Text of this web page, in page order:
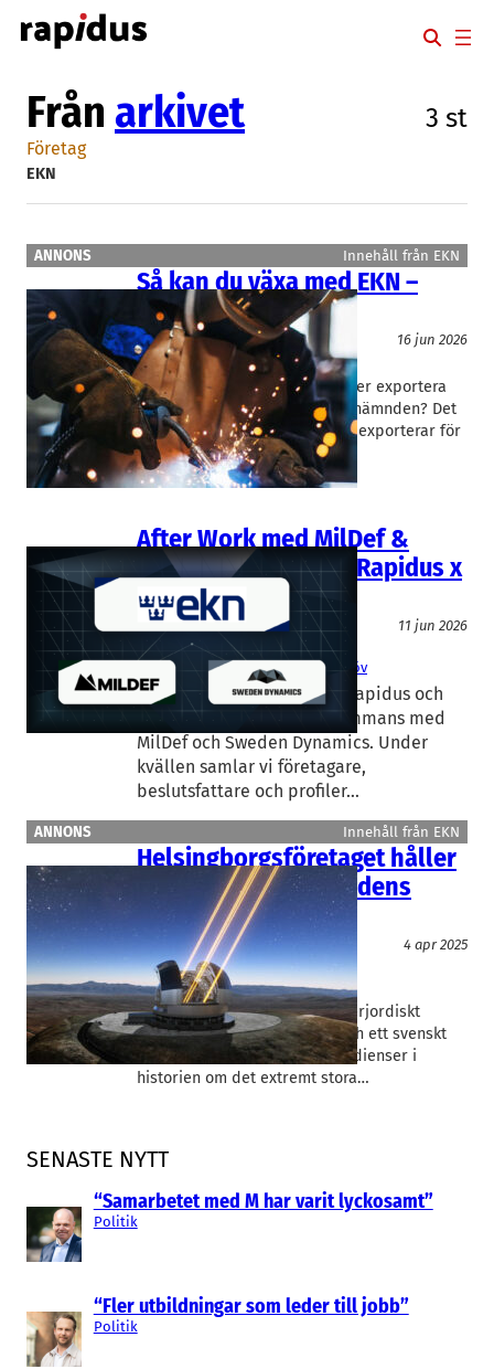
Hoppa
till
SENASTE NYTT
“Samarbetet med M har varit lyckosamt”
Politik
“Fler utbildningar som leder till jobb”
Politik
Från arkivet 3 st
Företag
EKN
ANNONS Innehåll från EKN
Så kan du växa med EKN –
utan egen export
Okategoriserade
16 jun 2026
EKN
Greger Leijonhufvud
Kände du till att du inte behöver exportera
för att få stöd av Exportkreditnämnden? Det
räcker att du har en kund som exporterar för
att…
After Work med MilDef &
Sweden Dynamics – Rapidus x
EKN
Inbjudan
11 jun 2026
EKN
MilDef
Sweden Dynamics
Daniel Ljunggren
, Sebastian Merlöv
Den 16 september bjuder Rapidus och
EKN in till after work tillsammans med
MilDef och Sweden Dynamics. Under
kvällen samlar vi företagare,
beslutsfattare och profiler…
ANNONS Innehåll från EKN
Helsingborgsföretaget håller
bilden skarp på världens
största teleskop
Teknik/Verkstadsindustri
4 apr 2025
EKN, Fagerström Industrikonsult
Carl-Johan Fagerström
En bergstopp i öknen, ett underjordiskt
boende från en Bond-film – och ett svenskt
exportstöd. Det är några ingredienser i
historien om det extremt stora…